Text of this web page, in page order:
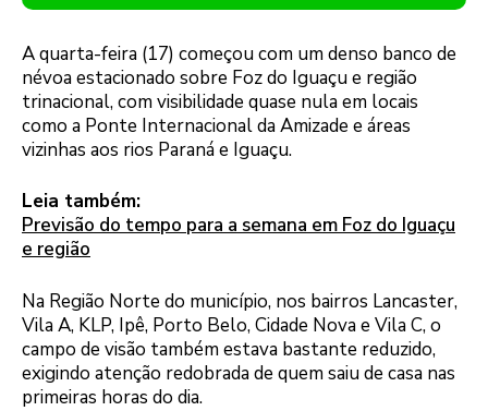
A quarta-feira (17) começou com um denso banco de
névoa estacionado sobre Foz do Iguaçu e região
trinacional, com visibilidade quase nula em locais
como a Ponte Internacional da Amizade e áreas
vizinhas aos rios Paraná e Iguaçu.
Leia também:
Previsão do tempo para a semana em Foz do Iguaçu
e região
Na Região Norte do município, nos bairros Lancaster,
Vila A, KLP, Ipê, Porto Belo, Cidade Nova e Vila C, o
campo de visão também estava bastante reduzido,
exigindo atenção redobrada de quem saiu de casa nas
primeiras horas do dia.